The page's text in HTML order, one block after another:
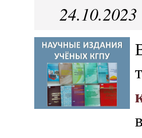
24.10.2023